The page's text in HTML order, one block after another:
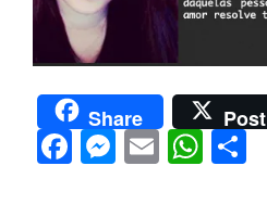
Share Post
F M E W